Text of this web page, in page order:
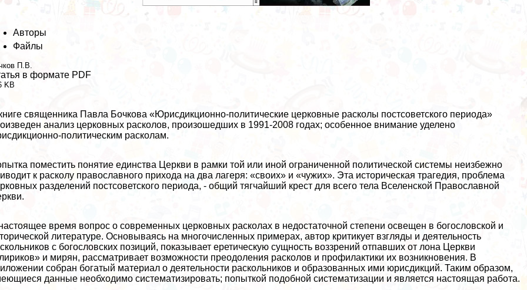
Авторы
Файлы
П.В.
в формате PDF
KB
священника Павла Бочкова «Юрисдикционно-политические церковные расколы постсоветского периода»
анализ церковных расколов, произошедших в 1991-2008 годах; особенное внимание уделено
политическим расколам.
поместить понятие единства Церкви в рамки той или иной ограниченной политической системы неизбежно
к расколу православного прихода на два лагеря: «своих» и «чужих». Эта историческая трагедия, проблема
разделений постсоветского периода, - общий тягчайший крест для всего тела Вселенской Православной
время вопрос о современных церковных расколах в недостаточной степени освещен в богословской и
литературе. Основываясь на многочисленных примерах, автор критикует взгляды и деятельность
с богословских позиций, показывает еретическую сущность воззрений отпавших от лона Церкви
и мирян, рассматривает возможности преодоления расколов и профилактики их возникновения. В
собран богатый материал о деятельности раскольников и образованных ими юрисдикций. Таким образом,
данные необходимо систематизировать; попыткой подобной систематизации и является настоящая работа.